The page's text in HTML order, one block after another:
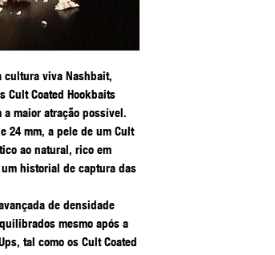
cultura viva Nashbait,
Coated Hookbaits
maior atração possível.
24 mm, a pele de um Cult
ao natural, rico em
historial de captura das
de densidade
mesmo após a
tal como os Cult Coated